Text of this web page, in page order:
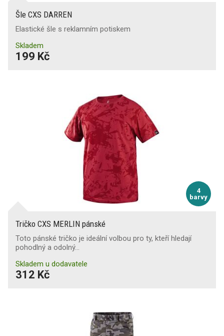
Šle CXS DARREN
Elastické šle s reklamním potiskem
Skladem
199 Kč
4
barvy
Tričko CXS MERLIN pánské
Toto pánské tričko je ideální volbou pro ty, kteří hledají
pohodlný a odolný…
Skladem u dodavatele
312 Kč